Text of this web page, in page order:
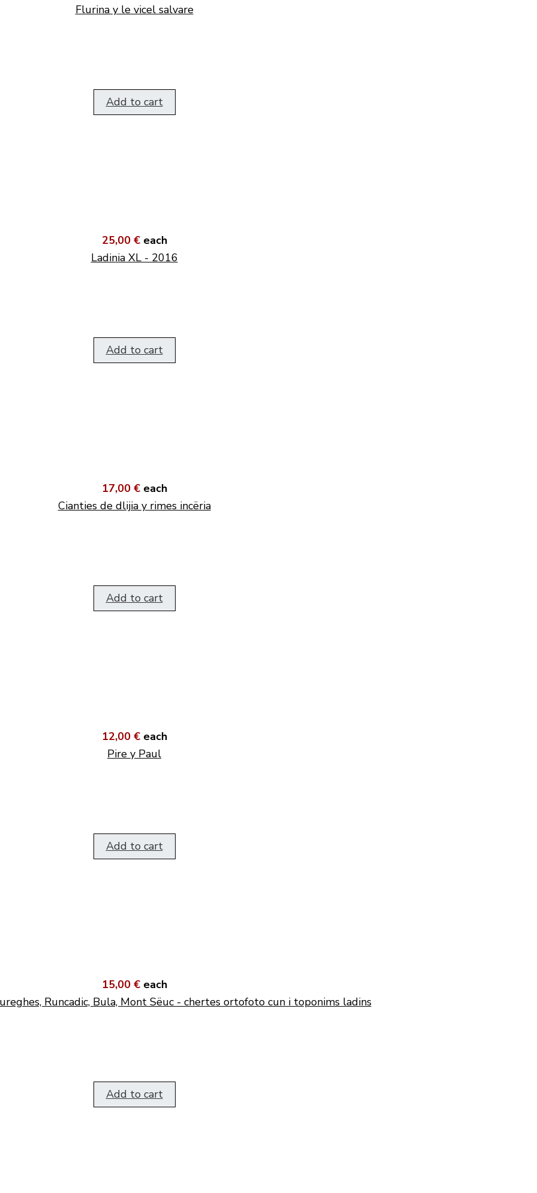
Flurina y le vicel salvare
Add to cart
25,00 € each
Ladinia XL - 2016
Add to cart
17,00 € each
Cianties de dlijia y rimes incëria
Add to cart
12,00 € each
Pire y Paul
Add to cart
15,00 € each
Runcadic, Bula, Mont Sëuc - chertes ortofoto cun i toponims ladins
Add to cart